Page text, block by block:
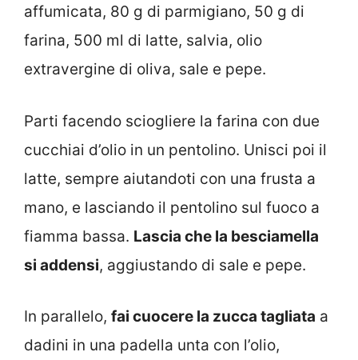
affumicata, 80 g di parmigiano, 50 g di
farina, 500 ml di latte, salvia, olio
extravergine di oliva, sale e pepe.
Parti facendo sciogliere la farina con due
cucchiai d’olio in un pentolino. Unisci poi il
latte, sempre aiutandoti con una frusta a
mano, e lasciando il pentolino sul fuoco a
fiamma bassa. Lascia che la besciamella
si addensi, aggiustando di sale e pepe.
In parallelo, fai cuocere la zucca tagliata a
dadini in una padella unta con l’olio,